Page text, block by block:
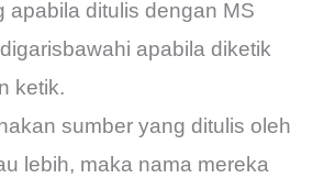
apabila ditulis dengan MS
apabila diketik
ketik.
sumber yang ditulis oleh
lebih, maka nama mereka